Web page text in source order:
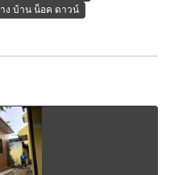
าง บ้าน น็อค ดาวน์